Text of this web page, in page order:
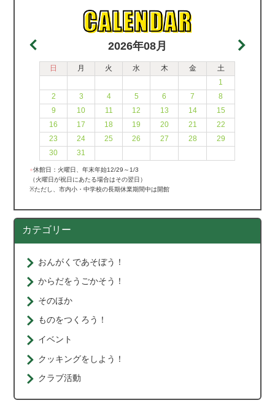
2026年08月
日 月 火 水 木 金
土
1
2
3 4 5 6 7
8
9
10 11 12 13 14
15
16
17 18 19 20 21
22
23
24 25 26 27 28
29
30
31
●休館日：火曜日、年末年始12/29～1/3
（火曜日が祝日にあたる場合はその翌日）
※ただし、市内小・中学校の長期休業期間中は開館
カテゴリー
おんがくであそぼう！
からだをうごかそう！
そのほか
ものをつくろう！
イベント
クッキングをしよう！
クラブ活動